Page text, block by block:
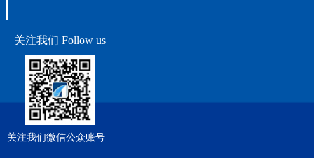
关注我们 Follow us
关注我们微信公众账号